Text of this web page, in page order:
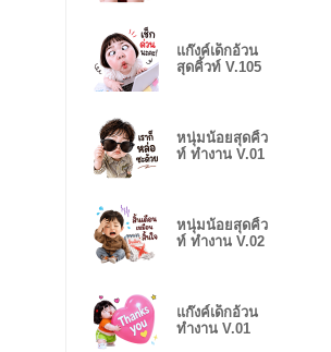
แก๊งค์เด็กอ้วน
สุดคิ้วท์ V.105
หนุ่มน้อยสุดคิ้ว
ท์ ทำงาน V.01
หนุ่มน้อยสุดคิ้ว
ท์ ทำงาน V.02
แก๊งค์เด็กอ้วน
ทำงาน V.01